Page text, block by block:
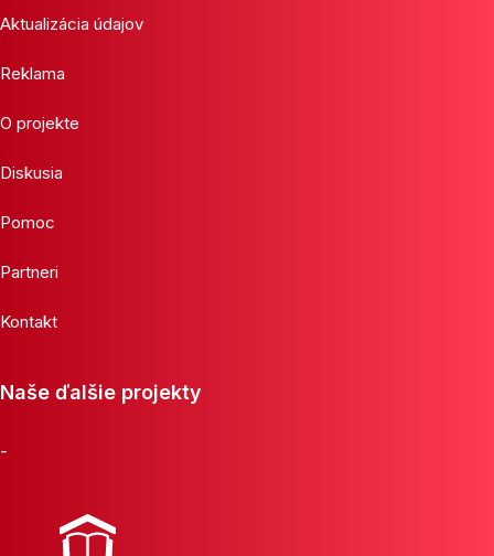
Aktualizácia údajov
Reklama
O projekte
Diskusia
Pomoc
Partneri
Kontakt
Naše ďalšie projekty
-